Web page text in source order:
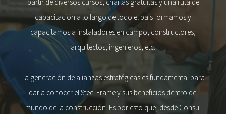
partir de diversos cursos, charlas gratuitas y una ruta de
capacitación a lo largo de todo el país formamos y
capacitamos a instaladores en campo, constructores,
arquitectos, ingenieros, etc.
La generación de alianzas estratégicas es fundamental para
dar a conocer el Steel Frame y sus beneficios dentro del
mundo de la construcción. Es por esto que, desde Consul